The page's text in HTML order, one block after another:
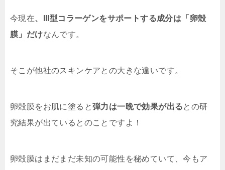
今現在、III型コラーゲンをサポートする成分は「卵殻
膜」だけなんです。
そこが他社のスキンケアとの大きな違いです。
卵殻膜をお肌に塗ると弾力は一晩で効果が出るとの研
究結果が出ているとのことですよ！
卵殻膜はまだまだ未知の可能性を秘めていて、今もア